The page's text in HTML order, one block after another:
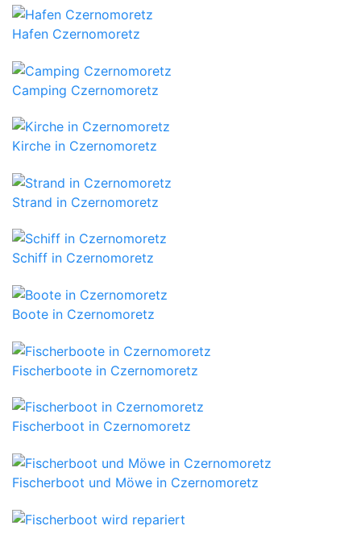
Hafen Czernomoretz
Camping Czernomoretz
Kirche in Czernomoretz
Strand in Czernomoretz
Schiff in Czernomoretz
Boote in Czernomoretz
Fischerboote in Czernomoretz
Fischerboot in Czernomoretz
Fischerboot und Möwe in Czernomoretz